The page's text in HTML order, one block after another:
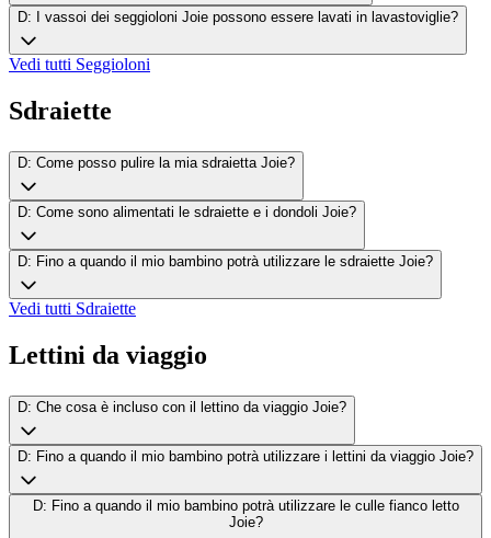
D: I vassoi dei seggioloni Joie possono essere lavati in lavastoviglie?
Vedi tutti Seggioloni
Sdraiette
D: Come posso pulire la mia sdraietta Joie?
D: Come sono alimentati le sdraiette e i dondoli Joie?
D: Fino a quando il mio bambino potrà utilizzare le sdraiette Joie?
Vedi tutti Sdraiette
Lettini da viaggio
D: Che cosa è incluso con il lettino da viaggio Joie?
D: Fino a quando il mio bambino potrà utilizzare i lettini da viaggio Joie?
D: Fino a quando il mio bambino potrà utilizzare le culle fianco letto
Joie?